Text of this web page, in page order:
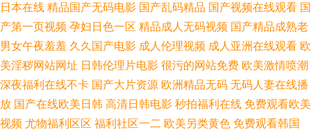
日本在线 精品国产无码电影 国产乱码精品 国产视频在线观看 国
产第一页视频 孕妇日色一区 精品成人无码视频 国产精品成熟老
男女午夜羞羞 久久国产电影 成人伦理视频 成人亚洲在线观看 欧
美淫秽网站网址 日韩伦理片电影 很污的网站免费 欧美激情喷潮
深夜福利在线不卡 国产大片资源 欧洲精品无码 无码人妻在线播
放 国产在线欧美日韩 高清日韩电影 秒拍福利在线 免费观看欧美
视频 尤物福利区区 福利社区一二 欧美另类黄色 免费观看韩国